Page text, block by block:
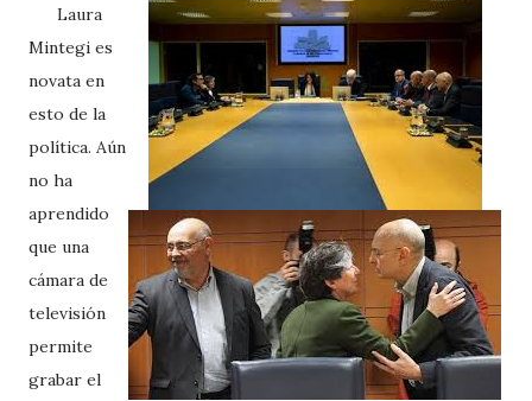
Laura
Mintegi es
novata en
esto de la
política. Aún
no ha
aprendido
que una
cámara de
televisión
permite
grabar el